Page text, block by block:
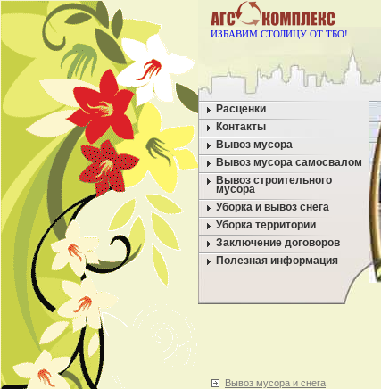
ИЗБАВИМ СТОЛИЦУ ОТ ТБО!
Расценки
Контакты
Вывоз мусора
Вывоз мусора самосвалом
Вывоз строительного
мусора
Уборка и вывоз снега
Уборка территории
Заключение договоров
Полезная информация
Вывоз мусора и снега